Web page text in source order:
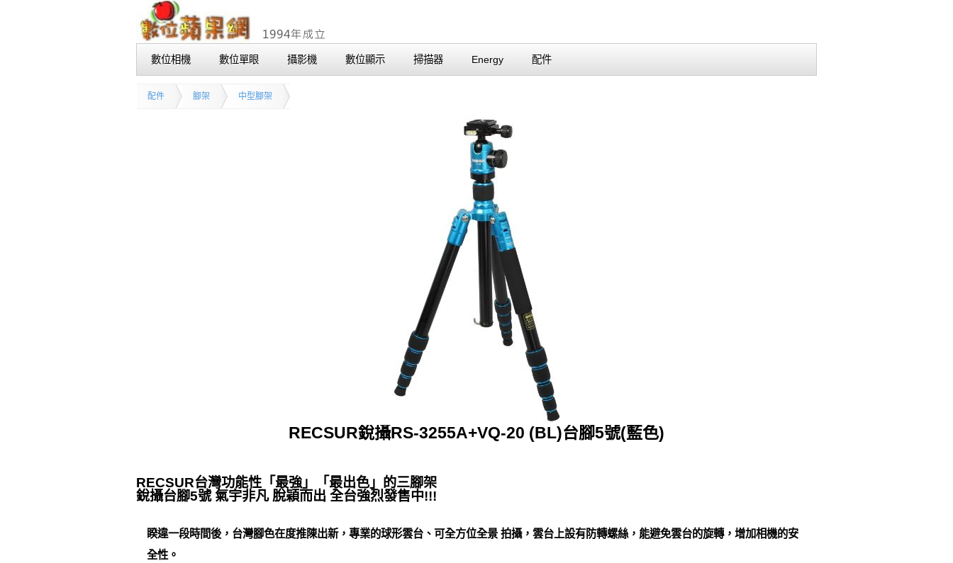
數位相機 數位單眼 攝影機 數位顯示 掃描器 Energy 配件
配件 腳架 中型腳架
RECSUR銳攝RS-3255A+VQ-20 (BL)台腳5號(藍色)
RECSUR台灣功能性「最強」「最出色」的三腳架
銳攝台腳5號 氣宇非凡 脫穎而出 全台強烈發售中!!!
睽違一段時間後，台灣腳色在度推陳出新，專業的球形雲台、可全方位全景 拍攝，雲台上設有防轉螺絲，能避免雲台的旋轉，增加相機的安
全性。